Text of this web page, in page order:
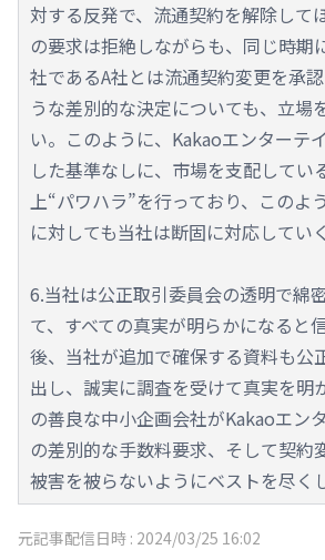
対する反発で、流通契約を解除して
の要求は拒絶しながらも、同じ時期
社であるA社とは流通契約変更を承
うな差別的な決定についても、立場
い。このように、Kakaoエンターテ
した基準なしに、市場を支配してい
上“パワハラ”を行っており、このよ
に対しても当社は断固に対応してい
6.当社は公正取引委員会の透明で綿
て、すべての真実が明らかになると
後、当社が追加で確保する資料も公
出し、誠実に調査を受けて真実を明
の善良な中小企画会社がKakaoエン
の差別的な手数料要求、そして契約
被害を被らないようにベストを尽く
元記事配信日時 : 2024/03/25 16:02